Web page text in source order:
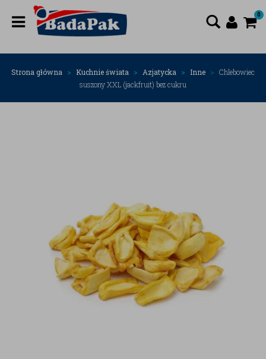
0
Strona główna Kuchnie świata Azjatycka Inne
Chlebowiec
suszony XXL (jackfruit) bez cukru